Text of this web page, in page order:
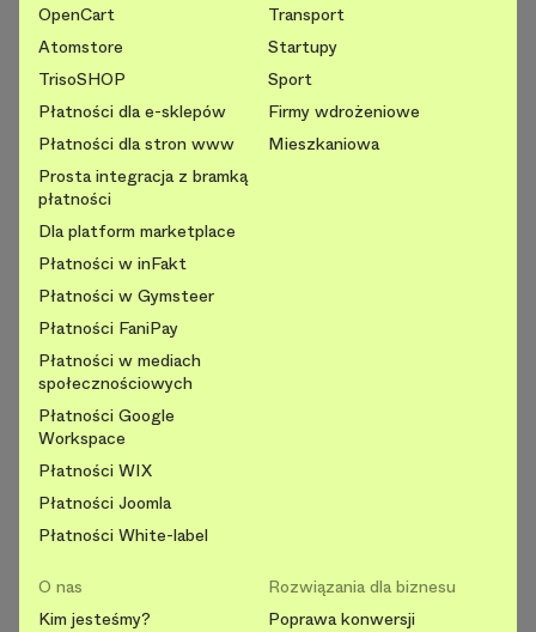
OpenCart
Atomstore
TrisoSHOP
Płatności dla e-sklepów
Płatności dla stron www
Prosta integracja z bramką
płatności
Dla platform marketplace
Płatności w inFakt
Płatności w Gymsteer
Płatności FaniPay
Płatności w mediach
społecznościowych
Płatności Google
Workspace
Płatności WIX
Płatności Joomla
Płatności White-label
Transport
Startupy
Sport
Firmy wdrożeniowe
Mieszkaniowa
O nas
Kim jesteśmy?
Rozwiązania dla biznesu
Poprawa konwersji